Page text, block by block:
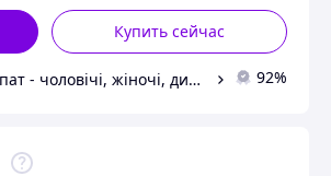
Купить сейчас
Продавец Скарбниця Карпат - чоловічі, жіночі, дитячі вишиванки, гердани, ручної роботи 92%